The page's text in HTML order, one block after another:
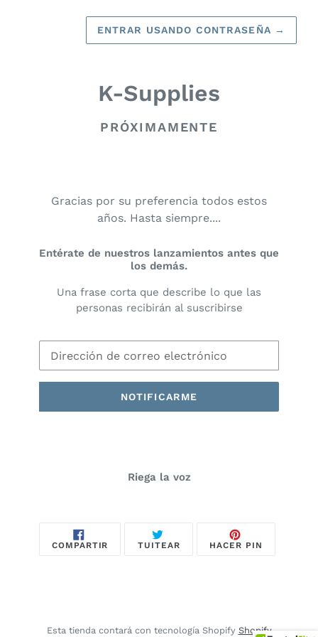
ENTRAR USANDO CONTRASEÑA →
K-Supplies
PRÓXIMAMENTE
Gracias por su preferencia todos estos
años. Hasta siempre....
Entérate de nuestros lanzamientos antes que
los demás.
Una frase corta que describe lo que las
personas recibirán al suscribirse
Electrónico
NOTIFICARME
Riega la voz
COMPARTIR COMPARTIR
TUITEARTUITEARHACER PIN
Esta tienda contará con tecnología Shopify Shopify